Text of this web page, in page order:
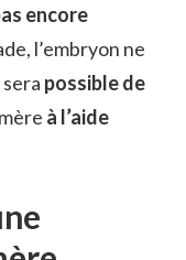
encore
l’embryon ne
possible de
à l’aide